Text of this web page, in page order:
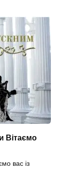
Вітаємо
вас із